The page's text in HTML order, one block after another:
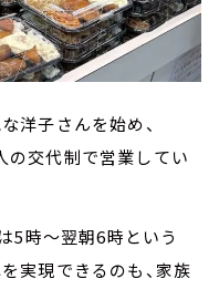
洋子さんを始め、
の交代制で営業してい
5時～翌朝6時という
実現できるのも、家族